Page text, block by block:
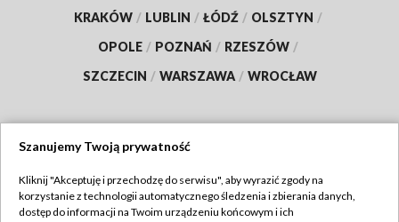
KRAKÓW / LUBLIN / ŁÓDŹ / OLSZTYN /
OPOLE / POZNAŃ / RZESZÓW /
SZCZECIN / WARSZAWA / WROCŁAW
TVP
Szanujemy Twoją prywatność
Kliknij "Akceptuję i przechodzę do serwisu", aby wyrazić zgody na
korzystanie z technologii automatycznego śledzenia i zbierania danych,
dostęp do informacji na Twoim urządzeniu końcowym i ich